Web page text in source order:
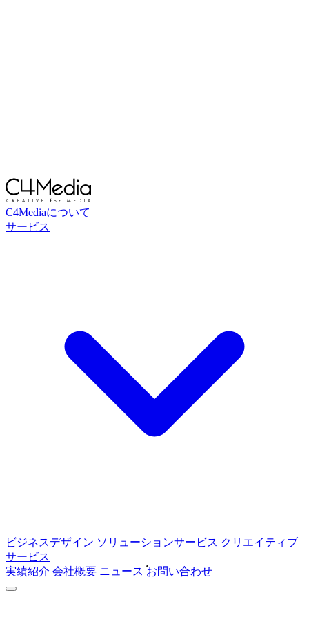
C4Mediaについて
サービス
ビジネスデザイン ソリューションサービス クリエイティブ
サービス
実績紹介 会社概要 ニュース お問い合わせ